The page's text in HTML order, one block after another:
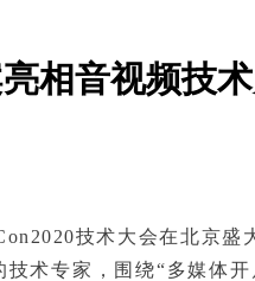
相音视频技
技术大会在北京
术专家，围绕“多媒体